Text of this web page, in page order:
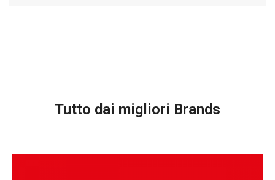
Tutto dai migliori Brands